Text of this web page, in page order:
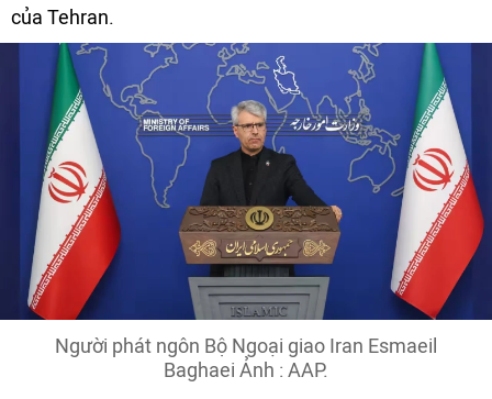
của Tehran.
Người phát ngôn Bộ Ngoại giao Iran Esmaeil
Baghaei Ảnh : AAP.